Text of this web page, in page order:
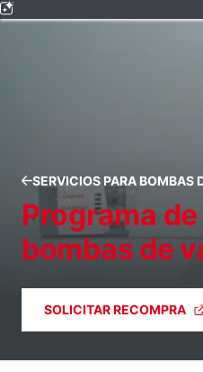
SERVICIOS PARA BOMBAS
Programa
bombas de
SOLICITAR RECOMPRA